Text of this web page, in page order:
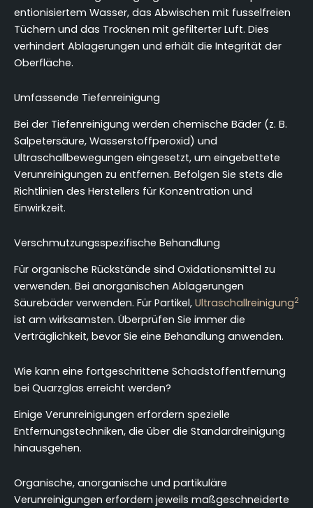
entionisiertem Wasser, das Abwischen mit fusselfreien
Tüchern und das Trocknen mit gefilterter Luft. Dies
verhindert Ablagerungen und erhält die Integrität der
Oberfläche.
Umfassende Tiefenreinigung
Bei der Tiefenreinigung werden chemische Bäder (z. B.
Salpetersäure, Wasserstoffperoxid) und
Ultraschallbewegungen eingesetzt, um eingebettete
Verunreinigungen zu entfernen. Befolgen Sie stets die
Richtlinien des Herstellers für Konzentration und
Einwirkzeit.
Verschmutzungsspezifische Behandlung
Für organische Rückstände sind Oxidationsmittel zu
verwenden. Bei anorganischen Ablagerungen
Säurebäder verwenden. Für Partikel, Ultraschallreinigung2
ist am wirksamsten. Überprüfen Sie immer die
Verträglichkeit, bevor Sie eine Behandlung anwenden.
Wie kann eine fortgeschrittene Schadstoffentfernung
bei Quarzglas erreicht werden?
Einige Verunreinigungen erfordern spezielle
Entfernungstechniken, die über die Standardreinigung
hinausgehen.
Organische, anorganische und partikuläre
Verunreinigungen erfordern jeweils maßgeschneiderte